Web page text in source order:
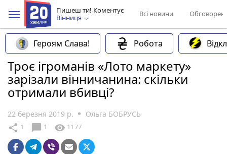
Пишеш ти! Коментує
Вінниця
Всі новини
Героям Слава! Робота
Троє ігроманів «Лото маркету»
зарізали вінничанина: скільки
отримали вбивці?
22 березня 2019 р. Ольга БОБРУСЬ
share 1 chat_bubble 1 visibility 1177